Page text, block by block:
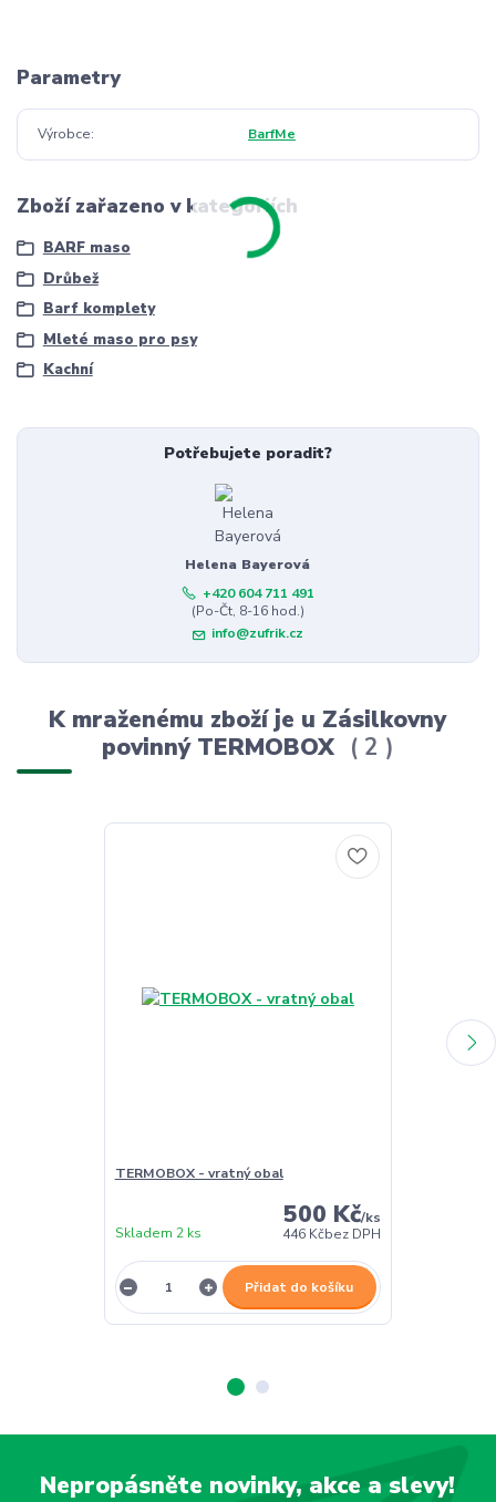
Parametry
Výrobce BarfMe
Zboží zařazeno v kategoriích
BARF maso
Drůbež
Barf komplety
Mleté maso pro psy
Kachní
Potřebujete poradit?
Helena Bayerová
+420 604 711 491
(Po-Čt, 8-16 hod.)
info@zufrik.cz
K mraženému zboží je u Zásilkovny
povinný TERMOBOX
2
TERMOBOX - vratný obal
500 Kč/ks
446 Kčbez DPH
Skladem 2 ks
Přidat do košíku
Nepropásněte novinky, akce a slevy!